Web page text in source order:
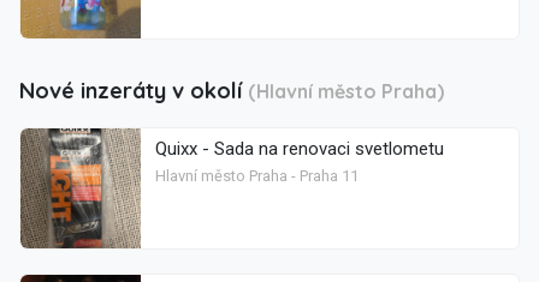
Nové inzeráty v okolí (Hlavní město Praha)
Quixx - Sada na renovaci svetlometu
Hlavní město Praha - Praha 11